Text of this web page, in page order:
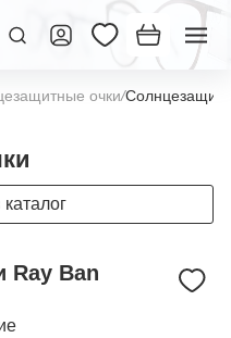
очки/
Ray Ban